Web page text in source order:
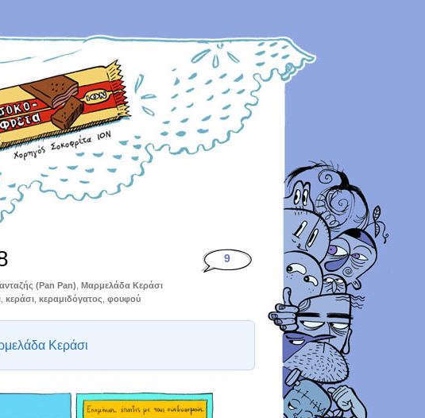
(Pan Pan) Μαρμελάδα Κεράσι
κεράσι κεραμιδόγατος φουφού
9
Κεράσι